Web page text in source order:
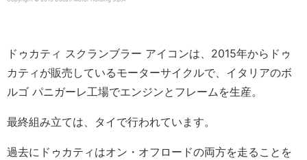
ドゥカティ スクランブラー アイコンは、2015年からドゥ
カティが販売しているモーターサイクルで、イタリアのボ
ルゴ パニガーレ工場でエンジンとフレームを生産。
最終組み立ては、タイで行われています。
過去にドゥカティはオン・オフロードの両方を走ることを